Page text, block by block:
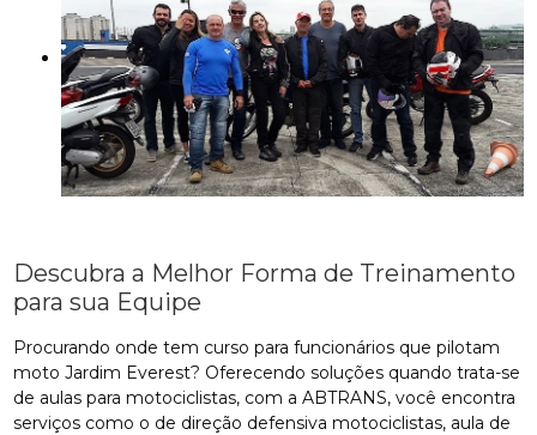
Descubra a Melhor Forma de Treinamento
para sua Equipe
Procurando onde tem curso para funcionários que pilotam
moto Jardim Everest? Oferecendo soluções quando trata-se
de aulas para motociclistas, com a ABTRANS, você encontra
serviços como o de direção defensiva motociclistas, aula de